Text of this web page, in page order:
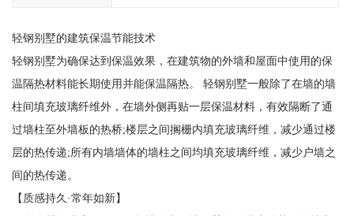
轻钢别墅的建筑保温节能技术
轻钢别墅为确保达到保温效果，在建筑物的外墙和屋面中使用的保
温隔热材料能长期使用并能保温隔热。 轻钢别墅一般除了在墙的墙
柱间填充玻璃纤维外，在墙外侧再贴一层保温材料，有效隔断了通
过墙柱至外墙板的热桥;楼层之间搁栅内填充玻璃纤维，减少通过楼
层的热传递;所有内墙墙体的墙柱之间均填充玻璃纤维，减少户墙之
间的热传递。
【质感持久·常年如新】